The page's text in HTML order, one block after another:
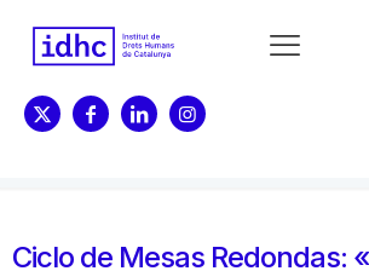
Ciclo de Mesas Redondas: